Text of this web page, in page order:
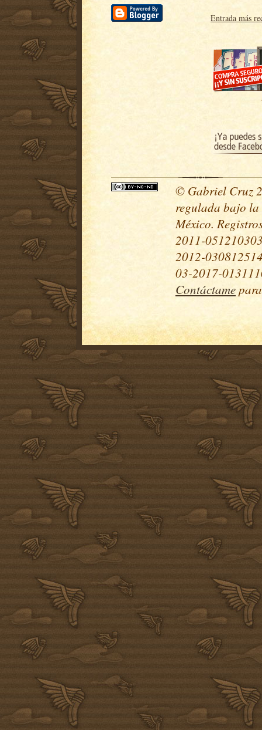
Entrada más
© Gabriel Cruz
regulada bajo la
México.
2011-
2012-
03-2017-
Contáctame